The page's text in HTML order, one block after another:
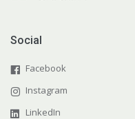
Social
Facebook
Instagram
LinkedIn